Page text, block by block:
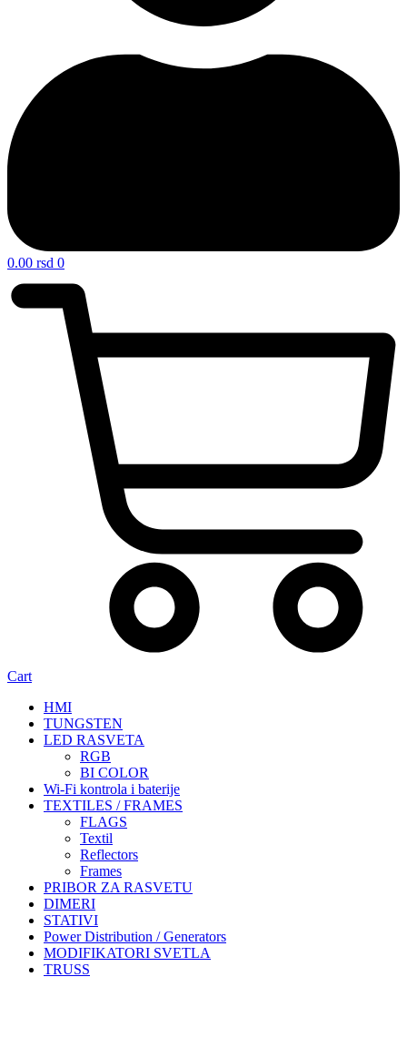
0.00 rsd 0
Cart
HMI
TUNGSTEN
LED RASVETA
RGB
BI COLOR
Wi-Fi kontrola i baterije
TEXTILES / FRAMES
FLAGS
Textil
Reflectors
Frames
PRIBOR ZA RASVETU
DIMERI
STATIVI
Power Distribution / Generators
MODIFIKATORI SVETLA
TRUSS